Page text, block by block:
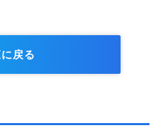
戻る